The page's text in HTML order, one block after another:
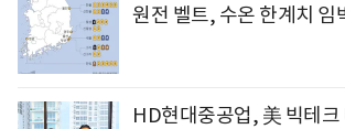
원전 벨트, 수온 한계치 임
HD현대중공업, 美 빅테크